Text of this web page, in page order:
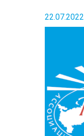
22.07.2022